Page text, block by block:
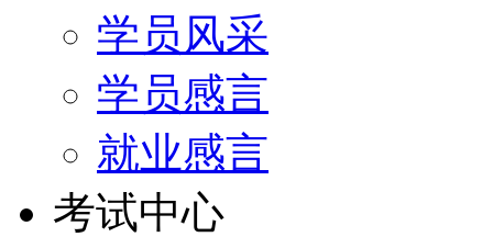
学员风采
学员感言
就业感言
考试中心